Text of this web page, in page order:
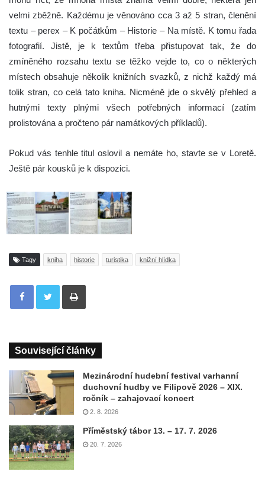
velmi zběžně. Každému je věnováno cca 3 až 5 stran, členění
textu – perex – K počátkům – Historie – Na místě. K tomu řada
fotografií. Jistě, je k textům třeba přistupovat tak, že do
zmíněného rozsahu textu se těžko vejde to, co o některých
místech obsahuje několik knižních svazků, z nichž každý má
tolik stran, co celá tato kniha. Nicméně jde o skvělý přehled a
hutnými texty plnými všech potřebných informací (zatím
prolistována a pročteno pár namátkových příkladů).
Pokud vás tenhle titul oslovil a nemáte ho, stavte se v Loretě.
Ještě pár kousků je k dispozici.
Tagy kniha historie turistika knižní hlídka
Tisknout
Související články
Mezinárodní hudební festival varhanní
duchovní hudby ve Filipově 2026 – XIX.
ročník – zahajovací koncert
2. 8. 2026
Příměstský tábor 13. – 17. 7. 2026
20. 7. 2026